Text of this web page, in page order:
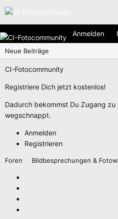
Anmelden
Neue Beiträge
CI-Fotocommunity
Registriere Dich jetzt kostenlos!
Dadurch bekommst Du Zugang
wegschnappt.
Anmelden
Registrieren
Foren Bildbesprechungen &